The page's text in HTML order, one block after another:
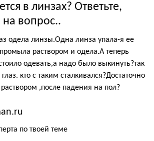
в линзах? Ответьте,
вопрос..
одела линзы.Одна линза упала-я ее
раствором и одела.А теперь
одевать,а надо было выкинуть?так
кто с таким сталкивался?Достаточно
,после падения на пол?
по твоей теме